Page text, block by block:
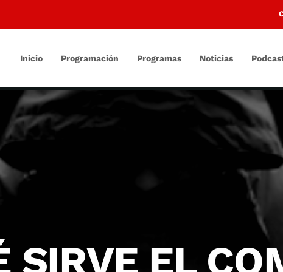
Inicio Programación Programas Noticias
SIRVE EL